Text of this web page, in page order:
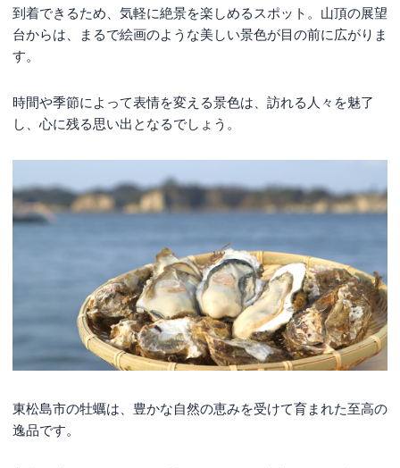
到着できるため、気軽に絶景を楽しめるスポット。山頂の展望
台からは、まるで絵画のような美しい景色が目の前に広がりま
す。
時間や季節によって表情を変える景色は、訪れる人々を魅了
し、心に残る思い出となるでしょう。
東松島市の牡蠣は、豊かな自然の恵みを受けて育まれた至高の
逸品です。